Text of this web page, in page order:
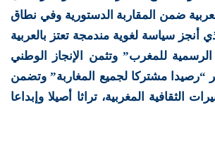
ضمن المقاربة الدستورية وفي نطاق
أنجز سياسة لغوية مندمجة تعتز بالعربية
للمغرب” وتثمن الإنجاز الوطني
“رصيدا مشتركا لجميع المغاربة” وتضمن
الثقافية المغربية، تراثا أصيلا وإبداعا